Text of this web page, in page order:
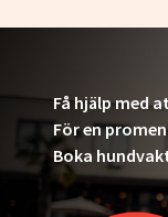
Få hjälp med
För en
Boka